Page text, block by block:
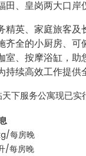
田、皇岗两大口岸
精英、家庭旅客及
齐全的小厨房、可
室、按摩浴缸，助
持续高效工作提
下服务公寓现已实
每房晚
/每房晚